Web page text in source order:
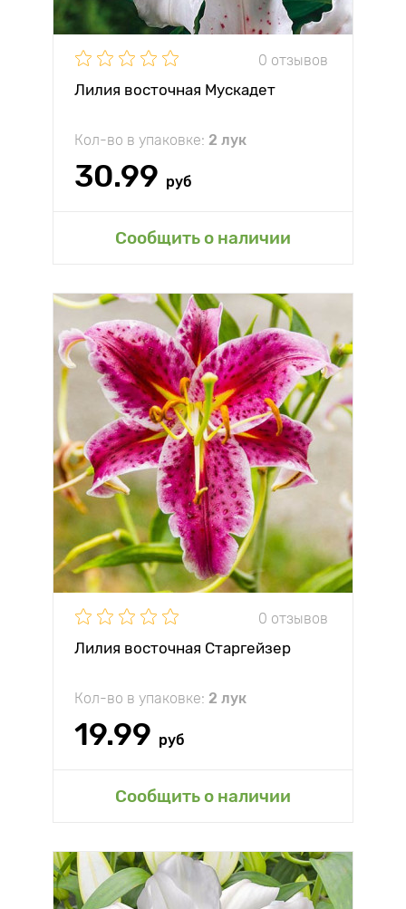
0 отзывов
Лилия восточная Мускадет
Кол-во в упаковке: 2 лук
30.99 руб
Сообщить о наличии
0 отзывов
Лилия восточная Старгейзер
Кол-во в упаковке: 2 лук
19.99 руб
Сообщить о наличии